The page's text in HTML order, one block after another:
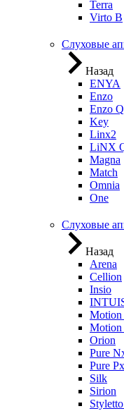
Terra
Virto B
Слуховые
Назад
ENYA
Enzo
Enzo Q
Key
Linx2
LiNX
Magna
Match
Omnia
One
Слуховые
Назад
Arena
Cellion
Insio
Motion
Orion
Pure
Pure Px
Silk
Sirion